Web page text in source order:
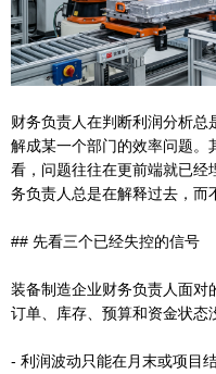
财务负责人在判断利润分析总
解成某一个部门的效率问题。
看，问题往往在更前端就已经
务负责人总是在解释过去，而
## 先看三个已经失控的信号
装备制造企业财务负责人面对
订单、库存、预算和资金状态
- 利润波动只能在月末或项目